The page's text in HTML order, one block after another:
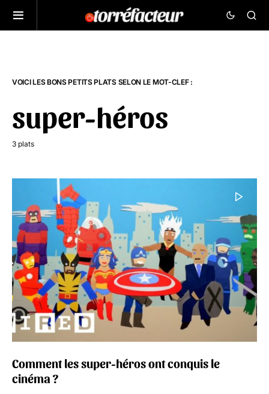
VOICI LES BONS PETITS PLATS SELON LE MOT-CLEF :
super-héros
3 plats
Comment les super-héros ont conquis le
cinéma ?